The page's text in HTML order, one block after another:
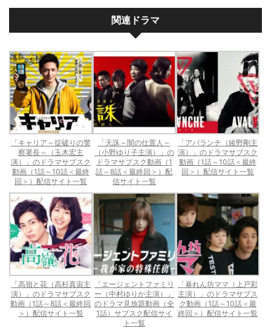
関連ドラマ
「キャリア～掟破りの警
察署長～（玉木宏主
演）」のドラマサブスク
動画（1話～10話＜最終
回＞）配信サイト一覧
「天誅～闇の仕置人～
（小野ゆり子主演）」の
ドラマサブスク動画（1
話～8話＜最終回＞）配
信サイト一覧
「アバランチ（綾野剛主
演）」のドラマサブスク
動画（1話～10話＜最終
回＞）配信サイト一覧
「高嶺と花（高杉真宙主
演）」のドラマサブスク
動画（1話～8話＜最終回
＞）配信サイト一覧
「エージェントファミリ
ー（中村ゆりか主演）」
のドラマ見放題動画（全
1話）サブスク配信サイ
ト一覧
「暴れん坊ママ（上戸彩
主演）」のドラマサブス
ク動画（1話～10話＜最
終回＞）配信サイト一覧